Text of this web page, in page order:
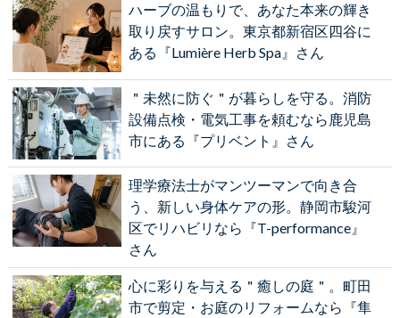
ハーブの温もりで、あなた本来の輝き
取り戻すサロン。東京都新宿区四谷に
ある『Lumière Herb Spa』さん
＂未然に防ぐ＂が暮らしを守る。消防
設備点検・電気工事を頼むなら鹿児島
市にある『プリベント』さん
理学療法士がマンツーマンで向き合
う、新しい身体ケアの形。静岡市駿河
区でリハビリなら『T-performance』
さん
心に彩りを与える＂癒しの庭＂。町田
市で剪定・お庭のリフォームなら『隼